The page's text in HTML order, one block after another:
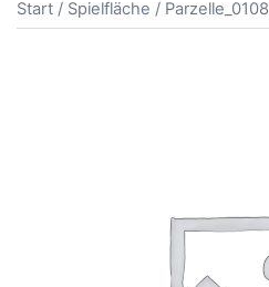
Start / Spielfläche / Parzelle_0108